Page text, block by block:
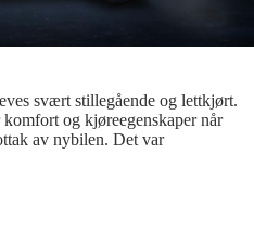
svært stillegående og lettkjørt.
og kjøreegenskaper når
av nybilen. Det var